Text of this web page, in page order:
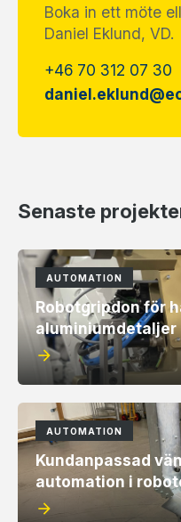
Boka in ett möte
Daniel Eklund, VD.
+46 70 312 07 30
Senaste
AUTOMATION
Robotgripdon för
aluminiumdetaljer
arrow_forward
AUTOMATION
Kundanpassad
automation i
arrow_forward